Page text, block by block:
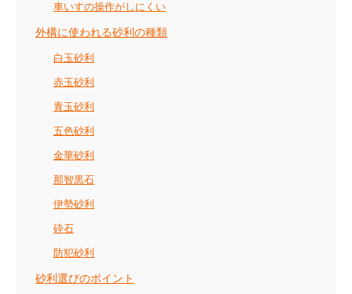
車いすの操作がしにくい
外構に使われる砂利の種類
白玉砂利
赤玉砂利
青玉砂利
五色砂利
金華砂利
那智黒石
伊勢砂利
砕石
防犯砂利
砂利選びのポイント